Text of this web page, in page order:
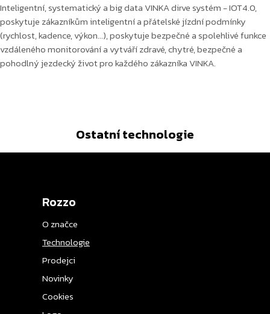
Inteligentní, systematický a big data VINKA dirve systém - IOT4.0,
poskytuje zákazníkům inteligentní a přátelské jízdní podmínky
(rychlost, kadence, výkon...), poskytuje bezpečné a spolehlivé funkce
vzdáleného monitorování a vytváří zdravé, chytré, bezpečné a
pohodlný jezdecký život pro každého zákazníka VINKA.
Ostatní technologie
Rozzo
O značce
Technologie
Prodejci
Novinky
Cookies